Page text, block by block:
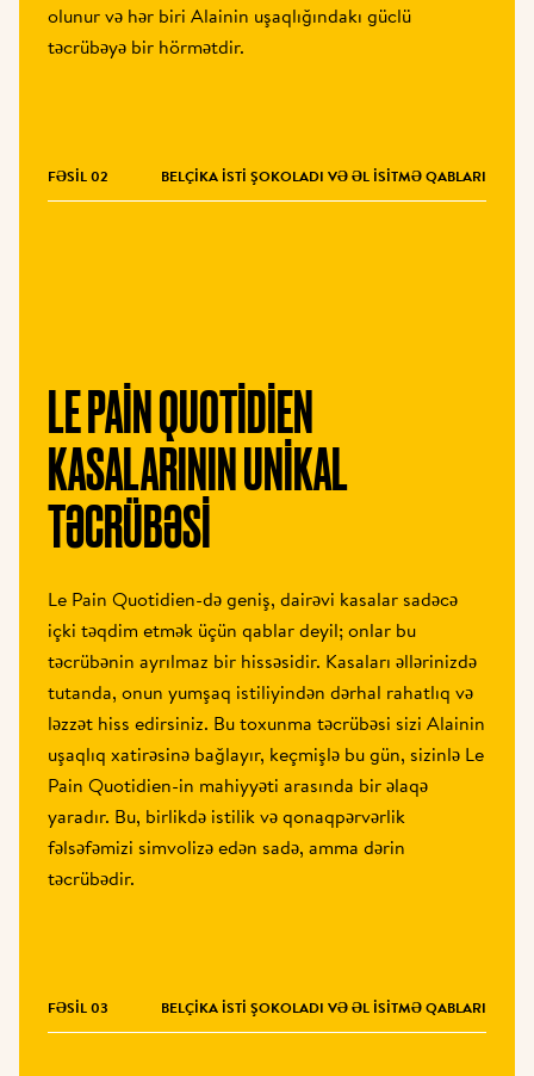
olunur və hər biri Alainin uşaqlığındakı güclü
təcrübəyə bir hörmətdir.
FƏSIL 02 BELÇIKA ISTI ŞOKOLADI VƏ ƏL ISITMƏ QABLARI
LE PAIN QUOTIDIEN
KASALARININ UNIKAL
TƏCRÜBƏSI
Le Pain Quotidien-də geniş, dairəvi kasalar sadəcə
içki təqdim etmək üçün qablar deyil; onlar bu
təcrübənin ayrılmaz bir hissəsidir. Kasaları əllərinizdə
tutanda, onun yumşaq istiliyindən dərhal rahatlıq və
ləzzət hiss edirsiniz. Bu toxunma təcrübəsi sizi Alainin
uşaqlıq xatirəsinə bağlayır, keçmişlə bu gün, sizinlə Le
Pain Quotidien-in mahiyyəti arasında bir əlaqə
yaradır. Bu, birlikdə istilik və qonaqpərvərlik
fəlsəfəmizi simvolizə edən sadə, amma dərin
təcrübədir.
FƏSIL 03 BELÇIKA ISTI ŞOKOLADI VƏ ƏL ISITMƏ QABLARI